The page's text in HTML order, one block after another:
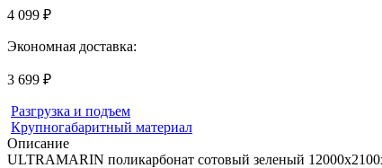
4 099 ₽
Экономная доставка:
3 699 ₽
Разгрузка и подъем
Крупногабаритный материал
Описание
ULTRAMARIN поликарбонат сотовый зеленый